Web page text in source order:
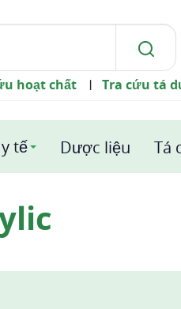
hoạt chất | Tra cứu tá
tế Dược liệu Tá